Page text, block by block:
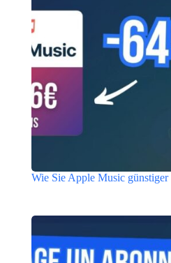
Wie Sie Apple Music